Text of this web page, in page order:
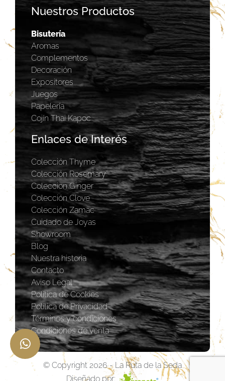
Nuestros Productos
Bisutería
Aromas
Complementos
Decoración
Expositores
Juegos
Papelería
Cojín Thai Kapoc
Enlaces de Interés
Colección Thyme
Colección Rosemary
Coleccion Ginger
Colección Clove
Colección Zamac
Cuidado de Joyas
Showroom
Blog
Nuestra historia
Contacto
Aviso Legal
Política de Cookies
Política de Privacidad
Términos y condiciones
Condiciones de venta
© Copyright 2026 - La Ruta de la Seda
Diseñado por: